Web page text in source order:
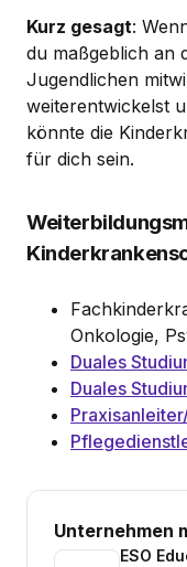
Kurz gesagt:
du maßgeblich an
Jugendlichen
weiterentwickelst
könnte die
für dich sein.
Onkologie,
Duales
Duales
Unternehmen
ESO